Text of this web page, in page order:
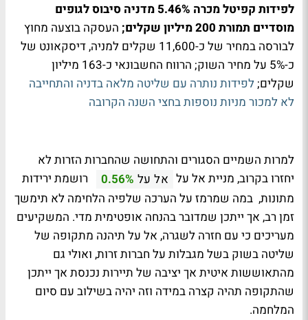
לפידות קפיטל מכרה 5.46% מדניה סיבוס לגופים
מוסדיים תמורת 200 מיליון שקלים;
העסקה בוצעה מחוץ
לבורסה במחיר של כ-11,600 שקלים למניה, דיסקאונט של
כ-5% על מחיר השוק; הרווח החשבונאי כ-163 מיליון
שקלים; לפידות נותרה עם שליטה מלאה בדניה והתחייבה
לא למכור מניות נוספות בחצי השנה הקרובה
למרות השמיים הסגורים והתחושה שהחברות הזרות לא
יחזרו בקרוב, מניית אל על אל על 0.56%
רושמת ירידות
מתונות, במה שמרמז על הערכה שלפיה הלחימה לא תימשך
זמן רב, אך ייתכן שמדובר בהנחה אופטימית מדי. המשקיעים
מעריכים כי עם חזרה לשגרה, אל על תיהנה מתקופה של
שליטה בשוק בשל מגבלות על חברות זרות, ואולי גם
מהתאוששות איטית אך יציבה של תיירות נכנסת אך ייתכן
שהתקופה תהיה קצרה במידה וזה יהיה בשילוב עם סיום
המלחמה.